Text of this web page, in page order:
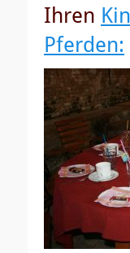
Ihren
Pferden: